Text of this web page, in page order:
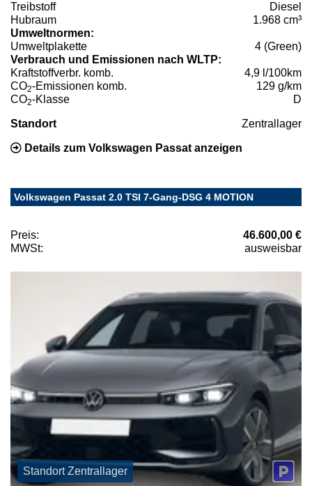
Treibstoff
Diesel
Hubraum
1.968 cm³
Umweltnormen:
Umweltplakette
4 (Green)
Verbrauch und Emissionen nach WLTP:
Kraftstoffverbr. komb.
4,9 l/100km
CO2-Emissionen komb.
129 g/km
CO2-Klasse D
Standort Zentrallager
Details zum Volkswagen Passat anzeigen
Volkswagen Passat 2.0 TSI 7-Gang-DSG 4 MOTION
Preis:
46.600,00 €
MWSt:
ausweisbar
Standort Zentrallager